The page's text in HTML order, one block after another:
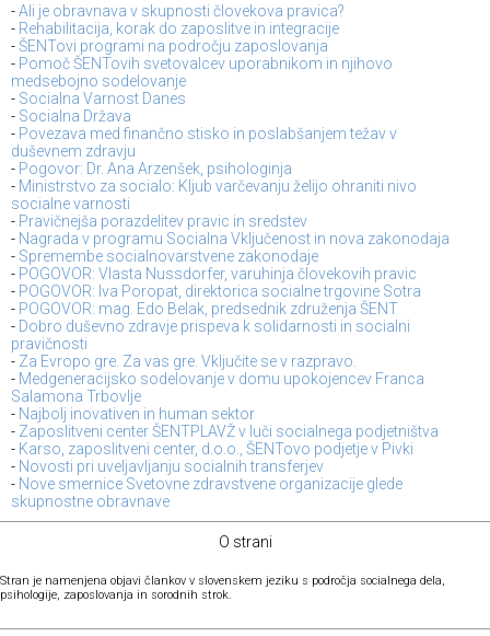
-Ali je obravnava v skupnosti človekova pravica?
- Rehabilitacija, korak do zaposlitve in integracije
-ŠENTovi programi na področju zaposlovanja
- Pomoč ŠENTovih svetovalcev uporabnikom in njihovo
medsebojno sodelovanje
- Socialna Varnost Danes
- Socialna Država
- Povezava med finančno stisko in poslabšanjem težav v
duševnem zdravju
- Pogovor: Dr. Ana Arzenšek, psihologinja
- Ministrstvo za socialo: Kljub varčevanju želijo ohraniti nivo
socialne varnosti
- Pravičnejša porazdelitev pravic in sredstev
- Nagrada v programu Socialna Vključenost in nova zakonodaja
- Spremembe socialnovarstvene zakonodaje
- POGOVOR: Vlasta Nussdorfer, varuhinja človekovih pravic
- POGOVOR: Iva Poropat, direktorica socialne trgovine Sotra
- POGOVOR: mag. Edo Belak, predsednik združenja ŠENT
- Dobro duševno zdravje prispeva k solidarnosti in socialni
pravičnosti
- Za Evropo gre. Za vas gre. Vključite se v razpravo.
- Medgeneracijsko sodelovanje v domu upokojencev Franca
Salamona Trbovlje
- Najbolj inovativen in human sektor
- Zaposlitveni center ŠENTPLAVŽ v luči socialnega podjetništva
- Karso, zaposlitveni center, d.o.o., ŠENTovo podjetje v Pivki
- Novosti pri uveljavljanju socialnih transferjev
- Nove smernice Svetovne zdravstvene organizacije glede
skupnostne obravnave
O strani
Stran je namenjena objavi člankov v slovenskem jeziku s področja socialnega dela,
psihologije, zaposlovanja in sorodnih strok.